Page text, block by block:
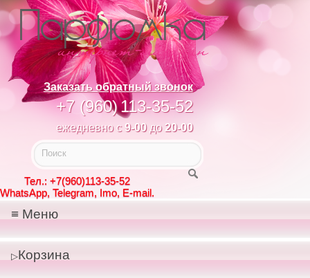
Заказать обратный звонок
+7 (960)113-35-52
ежедневно с 9-00до 20-00
Тел.: +7(960)113-35-52
WhatsApp, Telegram, Imo, E-mail.
Меню
Корзина